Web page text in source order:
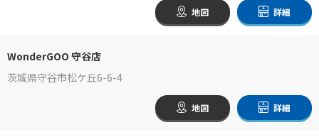
地図 詳細
WonderGOO 守谷店
茨城県守谷市松ケ丘6-6-4
地図 詳細